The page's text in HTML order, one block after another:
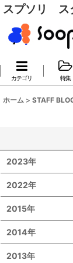
スプソリ ス
カテゴリ 特集
ホーム > STAFF
2023年
2022年
2015年
2014年
2013年